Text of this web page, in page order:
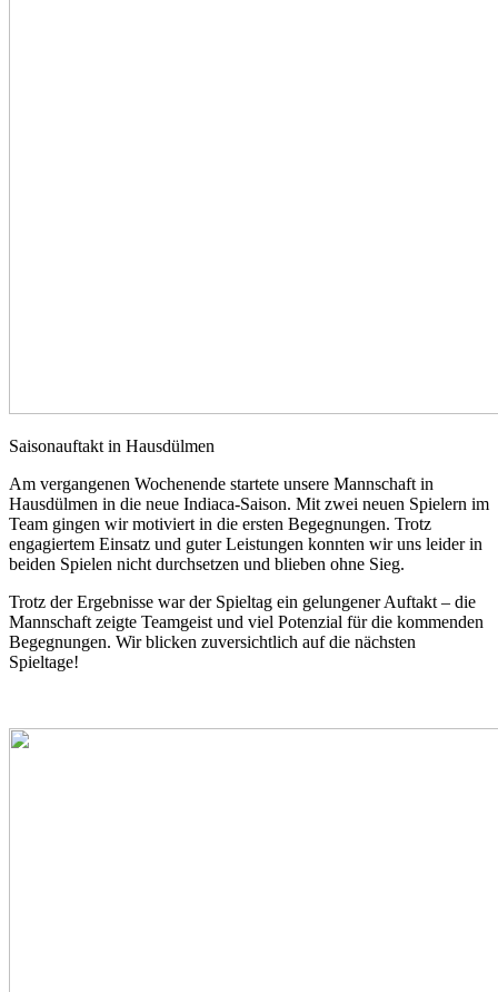
Saisonauftakt in Hausdülmen
Am vergangenen Wochenende startete unsere Mannschaft in
Hausdülmen in die neue Indiaca-Saison. Mit zwei neuen Spielern im
Team gingen wir motiviert in die ersten Begegnungen. Trotz
engagiertem Einsatz und guter Leistungen konnten wir uns leider in
beiden Spielen nicht durchsetzen und blieben ohne Sieg.
Trotz der Ergebnisse war der Spieltag ein gelungener Auftakt – die
Mannschaft zeigte Teamgeist und viel Potenzial für die kommenden
Begegnungen. Wir blicken zuversichtlich auf die nächsten
Spieltage!